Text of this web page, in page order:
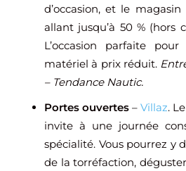
d’occasion, et le
allant jusqu’à 50 % (hors
L’occasion parfaite
matériel à prix réduit.
– Tendance Nautic.
Portes ouvertes – Villaz.
invite à une journée
spécialité. Vous pourrez y
de la torréfaction,